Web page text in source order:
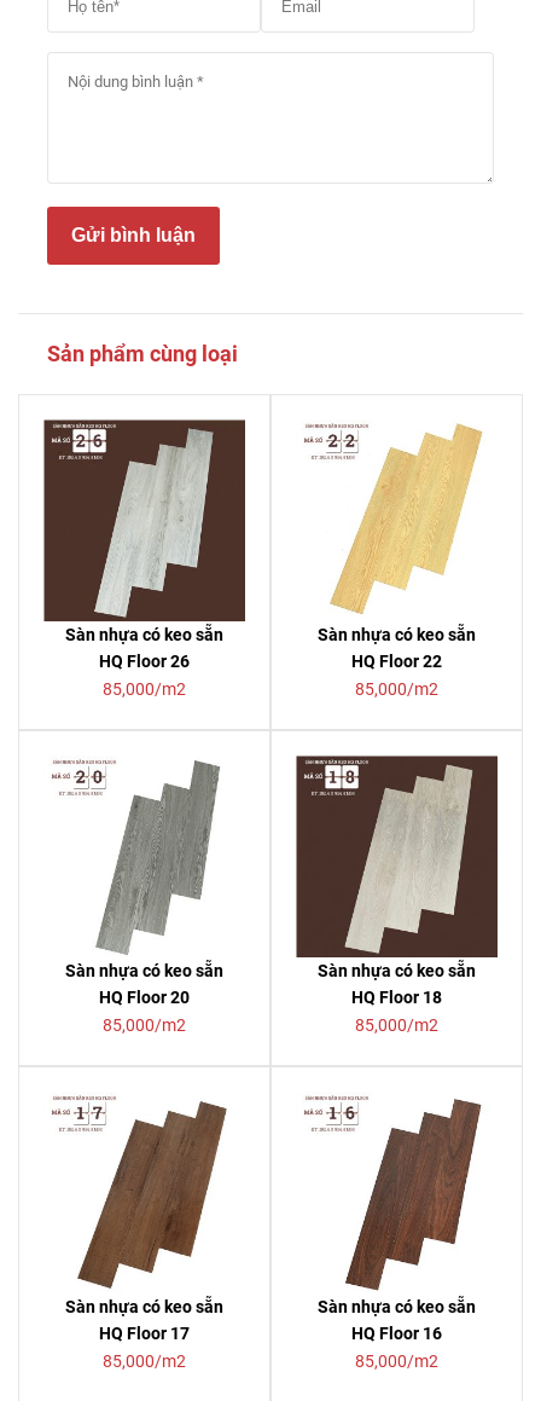
Gửi bình luận
Sản phẩm cùng loại
Sàn nhựa có keo sẵn
HQ Floor 26
85,000/m2
Sàn nhựa có keo sẵn
HQ Floor 22
85,000/m2
Sàn nhựa có keo sẵn
HQ Floor 20
85,000/m2
Sàn nhựa có keo sẵn
HQ Floor 18
85,000/m2
Sàn nhựa có keo sẵn
HQ Floor 17
85,000/m2
Sàn nhựa có keo sẵn
HQ Floor 16
85,000/m2